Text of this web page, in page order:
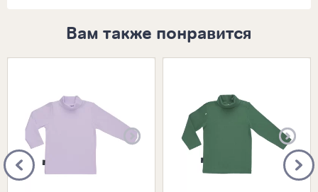
Вам также понравится